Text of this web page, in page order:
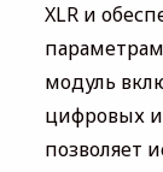
XLR и
модуль
цифровых и
позволяет